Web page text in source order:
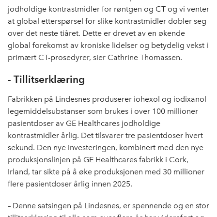
jodholdige kontrastmidler for røntgen og CT og vi venter
at global etterspørsel for slike kontrastmidler dobler seg
over det neste tiåret. Dette er drevet av en økende
global forekomst av kroniske lidelser og betydelig vekst i
primært CT-prosedyrer, sier Cathrine Thomassen.
- Tillitserklæring
Fabrikken på Lindesnes produserer iohexol og iodixanol
legemiddelsubstanser som brukes i over 100 millioner
pasientdoser av GE Healthcares jodholdige
kontrastmidler årlig. Det tilsvarer tre pasientdoser hvert
sekund. Den nye investeringen, kombinert med den nye
produksjonslinjen på GE Healthcares fabrikk i Cork,
Irland, tar sikte på å øke produksjonen med 30 millioner
flere pasientdoser årlig innen 2025.
– Denne satsingen på Lindesnes, er spennende og en stor